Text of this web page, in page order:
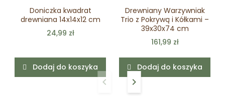
Doniczka kwadrat
drewniana 14x14x12 cm
24,99 zł
Dodaj do koszyka
Drewniany Warzywniak
Trio z Pokrywą i Kółkami –
39x30x74 cm
161,99 zł
Dodaj do koszyka
Poprzedni
keyboard_arrow_left Następny
keyboard_arrow_right